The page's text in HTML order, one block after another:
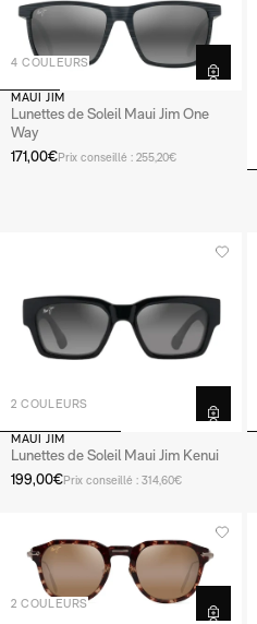
4 COULEURS
MAUI JIM
Lunettes de Soleil Maui Jim One
Way
171,00€Prix conseillé : 255,20€
2 COULEURS
MAUI JIM
Lunettes de Soleil Maui Jim Kenui
199,00€Prix conseillé : 314,60€
2 COULEURS